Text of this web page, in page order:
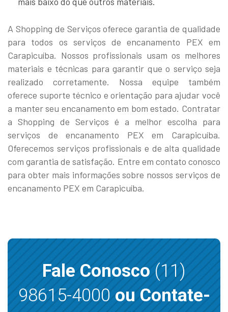
A Shopping de Serviços oferece garantia de qualidade
para todos os serviços de encanamento PEX em
Carapicuíba. Nossos profissionais usam os melhores
materiais e técnicas para garantir que o serviço seja
realizado corretamente. Nossa equipe também
oferece suporte técnico e orientação para ajudar você
a manter seu encanamento em bom estado. Contratar
a Shopping de Serviços é a melhor escolha para
serviços de encanamento PEX em Carapicuíba.
Oferecemos serviços profissionais e de alta qualidade
com garantia de satisfação. Entre em contato conosco
para obter mais informações sobre nossos serviços de
encanamento PEX em Carapicuíba.
Fale Conosco(11)
98615-4000ou Contate-